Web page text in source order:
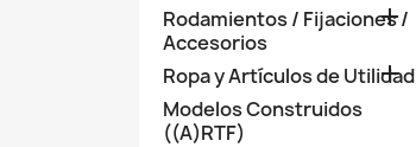
Rodamientos / Fijaciones /
Accesorios

Ropa y Artículos de Utilidad

Modelos Construidos
((A)RTF)